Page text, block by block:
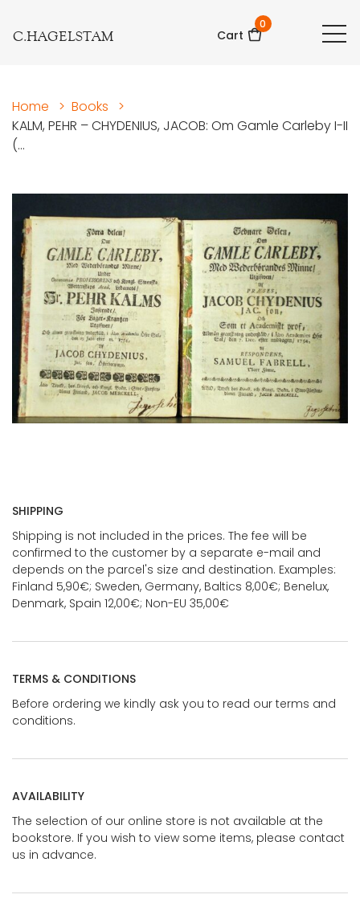
C.HAGELSTAM Cart
0
Home > Books
>
KALM, PEHR – CHYDENIUS, JACOB: Om Gamle Carleby I-II
(...
SHIPPING
Shipping is not included in the prices. The fee will be
confirmed to the customer by a separate e-mail and
depends on the parcel's size and destination. Examples:
Finland 5,90€; Sweden, Germany, Baltics 8,00€; Benelux,
Denmark, Spain 12,00€; Non-EU 35,00€
TERMS & CONDITIONS
Before ordering we kindly ask you to read our terms and
conditions.
AVAILABILITY
The selection of our online store is not available at the
bookstore. If you wish to view some items, please contact
us in advance.